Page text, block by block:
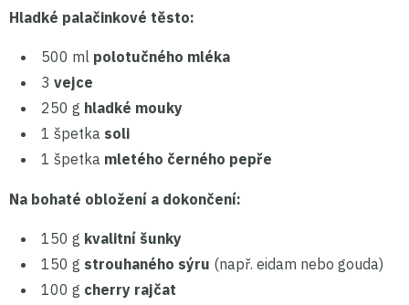
Hladké palačinkové těsto:
500 ml polotučného mléka
3 vejce
250 g hladké mouky
1 špetka soli
1 špetka mletého černého pepře
Na bohaté obložení a dokončení:
150 g kvalitní šunky
150 g strouhaného sýru (např. eidam nebo gouda)
100 g cherry rajčat